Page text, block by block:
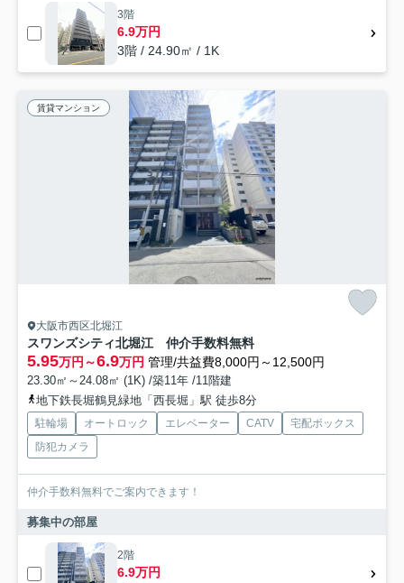
3階
6.9万円
3階 / 24.90㎡ / 1K
賃貸マンション
大阪市西区北堀江
スワンズシティ北堀江 仲介手数料無料
5.95万円～6.9万円 管理/共益費8,000円～12,500円
23.30㎡～24.08㎡ (1K) /築11年 /11階建
地下鉄長堀鶴見緑地「西長堀」駅 徒歩8分
駐輪場 オートロック エレベーター CATV
宅配ボックス
防犯カメラ
仲介手数料無料でご案内できます！
募集中の部屋
2階
6.9万円